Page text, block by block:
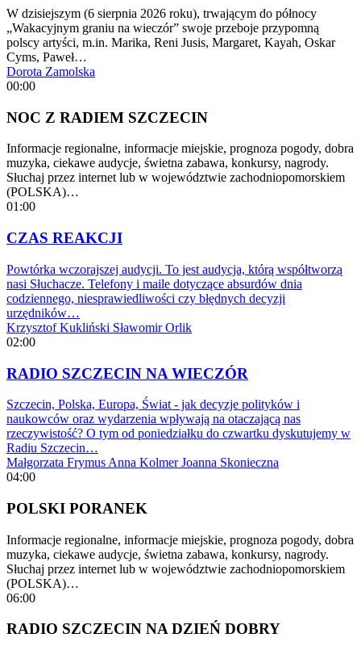
W dzisiejszym (6 sierpnia 2026 roku), trwającym do północy
„Wakacyjnym graniu na wieczór” swoje przeboje przypomną
polscy artyści, m.in. Marika, Reni Jusis, Margaret, Kayah, Oskar
Cyms, Paweł…
Dorota Zamolska
00:00
NOC Z RADIEM SZCZECIN
Informacje regionalne, informacje miejskie, prognoza pogody, dobra
muzyka, ciekawe audycje, świetna zabawa, konkursy, nagrody.
Słuchaj przez internet lub w województwie zachodniopomorskiem
(POLSKA)…
01:00
CZAS REAKCJI
Powtórka wczorajszej audycji. To jest audycja, którą współtworzą
nasi Słuchacze. Telefony i maile dotyczące absurdów dnia
codziennego, niesprawiedliwości czy błędnych decyzji
urzędników…
Krzysztof Kukliński Sławomir Orlik
02:00
RADIO SZCZECIN NA WIECZÓR
Szczecin, Polska, Europa, Świat - jak decyzje polityków i
naukowców oraz wydarzenia wpływają na otaczającą nas
rzeczywistość? O tym od poniedziałku do czwartku dyskutujemy w
Radiu Szczecin…
Małgorzata Frymus Anna Kolmer Joanna Skonieczna
04:00
POLSKI PORANEK
Informacje regionalne, informacje miejskie, prognoza pogody, dobra
muzyka, ciekawe audycje, świetna zabawa, konkursy, nagrody.
Słuchaj przez internet lub w województwie zachodniopomorskiem
(POLSKA)…
06:00
RADIO SZCZECIN NA DZIEŃ DOBRY